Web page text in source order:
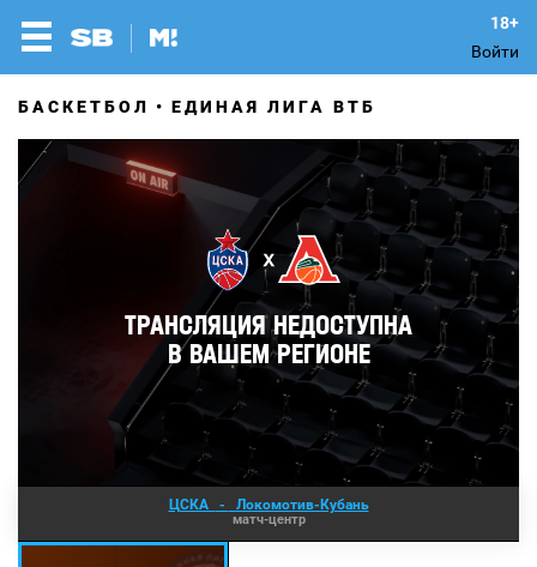
Войти
БАСКЕТБОЛ ЕДИНАЯ ЛИГА ВТБ
ЦСКА - Локомотив-Кубань
матч-центр